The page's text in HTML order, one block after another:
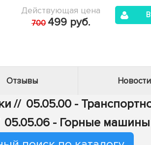
Действующая цена
700 499 руб.
Отзывы Новости
// 05.05.00 -
05.05.06 - Горные машины